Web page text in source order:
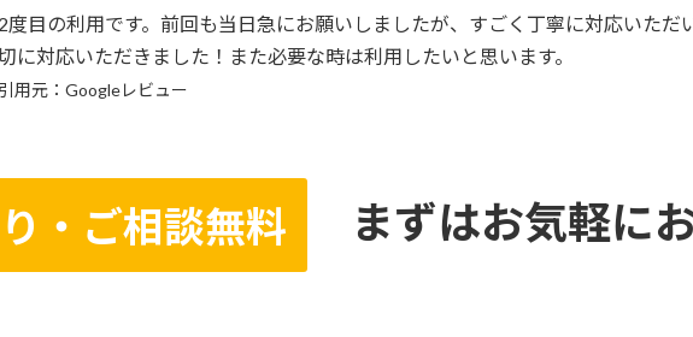
2度目の利用です。前回も当日急にお願いしましたが、すごく丁寧に対応いた
に対応いただきました！また必要な時は利用したいと思います。
引用元：Googleレビュー
・ご相談無料 まずはお気軽に